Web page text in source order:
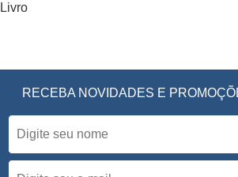
Livro
RECEBA NOVIDADES E